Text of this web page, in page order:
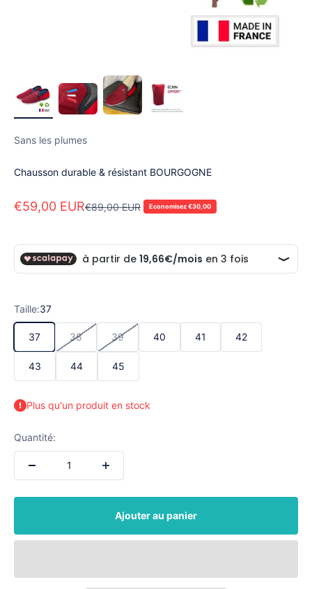
Sans les plumes
Chausson durable & résistant BOURGOGNE
Prix de vente
€59,00 EURPrix normal
€89,00 EUR Economisez €30,00
Taille:37
37 38 39 40 41 42
43 44 45
Plus qu'un produit en stock
Quantité:
Ajouter au panier